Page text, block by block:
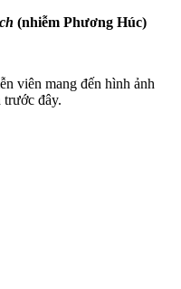
(nhiễm Phương Húc)
viên mang đến hình ảnh
trước đây.